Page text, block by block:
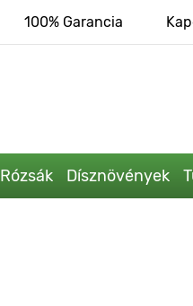
100% Garancia
Rózsák Dísznövények